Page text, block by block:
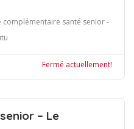
complémentaire santé senior -
Fermé actuellement!
– Le